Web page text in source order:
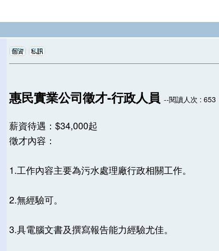
惠民實業公司徵才-行政人員 --閱讀人次 : 653
薪資待遇：$34,000起
徵才內容：
1.工作內容主要為污水處理廠行政相關工作。
2.無經驗可。
3.具電腦文書及撰寫報告能力經驗尤佳。